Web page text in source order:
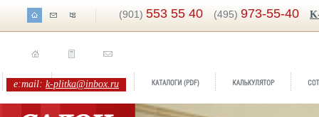
(901) 553 55 40 (495) 973-55-40
e:mail: k-plitka@inbox.ru